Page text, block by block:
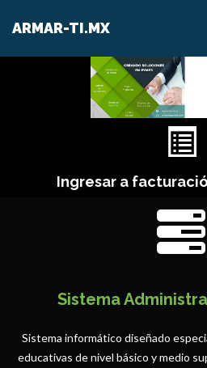
ARMAR-TI.MX
Ingresar a
Sistema
Sistema informático diseñado
educativas de nivel básico y medio